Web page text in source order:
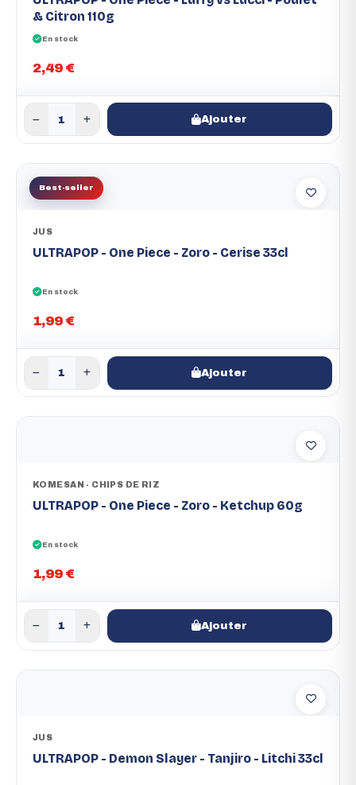
& Citron 110g
En stock
2,49 €
Ajouter
Best-seller
JUS
ULTRAPOP - One Piece - Zoro - Cerise 33cl
En stock
1,99 €
Ajouter
KOMESAN - CHIPS DE RIZ
ULTRAPOP - One Piece - Zoro - Ketchup 60g
En stock
1,99 €
Ajouter
JUS
ULTRAPOP - Demon Slayer - Tanjiro - Litchi 33cl